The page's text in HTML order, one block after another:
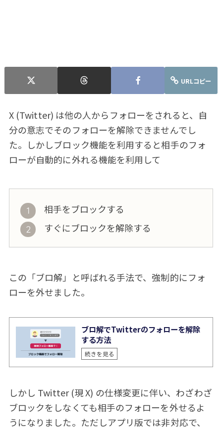
URLコピー
X (Twitter) は他の人からフォローをされると、自
分の意志でそのフォローを解除できませんでし
た。しかしブロック機能を利用すると相手のフォ
ローが自動的に外れる機能を利用して
相手をブロックする
すぐにブロックを解除する
この「ブロ解」と呼ばれる手法で、強制的にフォ
ローを外せました。
ブロ解でTwitterのフォローを解除
する方法
続きを見る
しかし Twitter (現 X) の仕様変更に伴い、わざわざ
ブロックをしなくても相手のフォローを外せるよ
うになりました。ただしアプリ版では非対応で、